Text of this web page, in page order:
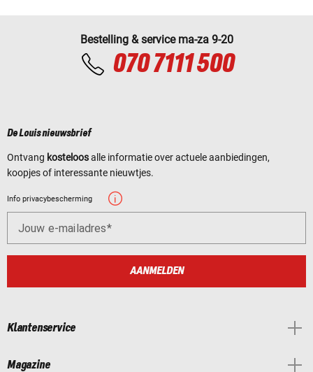
Bestelling & service ma-za 9-20
070 7111 500
De Louis nieuwsbrief
Ontvang kosteloosalle informatie over actuele aanbiedingen,
koopjes of interessante nieuwtjes.
Info privacybescherming
Jouw e-mailadres
AANMELDEN
Klantenservice
Magazine